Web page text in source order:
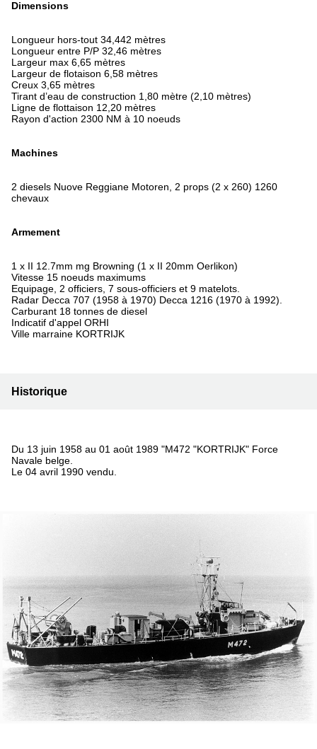
Dimensions
Longueur hors-tout 34,442 mètres
Longueur entre P/P 32,46 mètres
Largeur max 6,65 mètres
Largeur de flotaison 6,58 mètres
Creux 3,65 mètres
Tirant d’eau de construction 1,80 mètre (2,10 mètres)
Ligne de flottaison 12,20 mètres
Rayon d'action 2300 NM à 10 noeuds
Machines
2 diesels Nuove Reggiane Motoren, 2 props (2 x 260) 1260
chevaux
Armement
1 x II 12.7mm mg Browning (1 x II 20mm Oerlikon)
Vitesse 15 noeuds maximums
Equipage, 2 officiers, 7 sous-officiers et 9 matelots.
Radar Decca 707 (1958 à 1970) Decca 1216 (1970 à 1992).
Carburant 18 tonnes de diesel
Indicatif d'appel ORHI
Ville marraine KORTRIJK
Historique
Du 13 juin 1958 au 01 août 1989 "M472 "KORTRIJK" Force
Navale belge.
Le 04 avril 1990 vendu.